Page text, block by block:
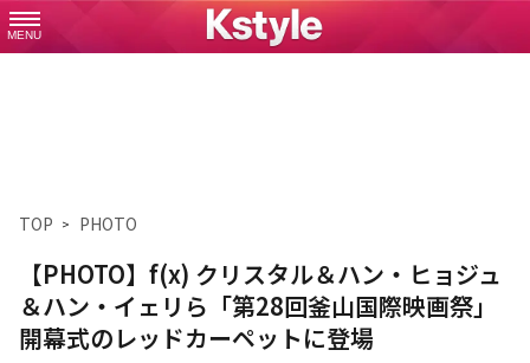
MENU
TOP PHOTO
【PHOTO】f(x) クリスタル＆ハン・ヒョジュ
＆ハン・イェリら「第28回釜山国際映画祭」
開幕式のレッドカーペットに登場